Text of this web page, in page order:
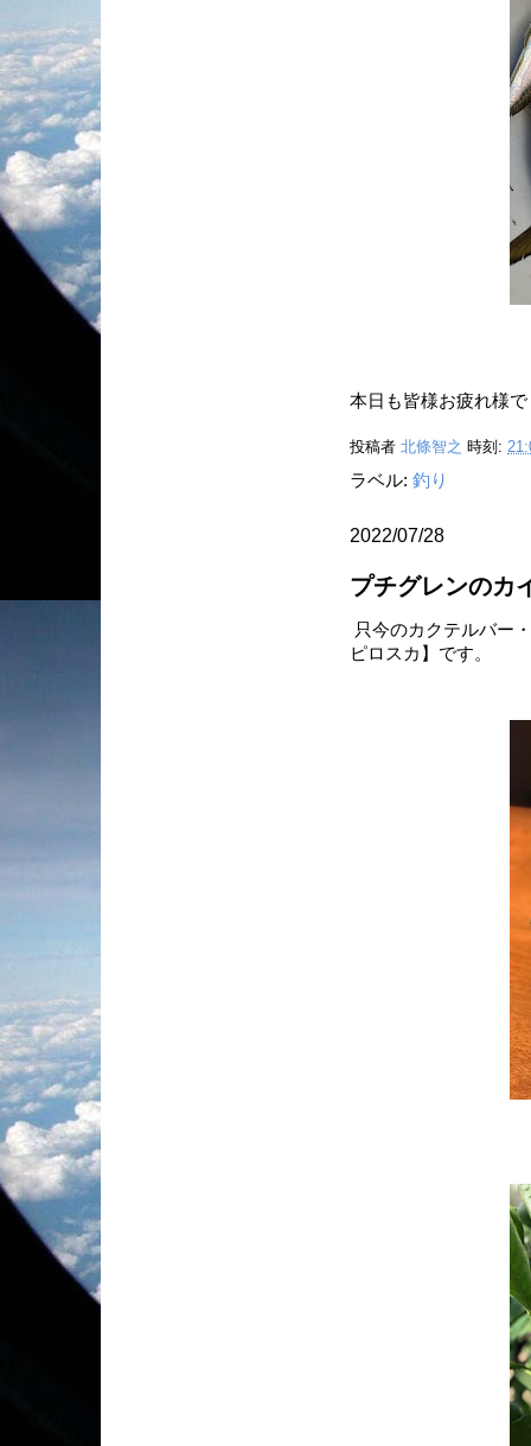
本日も皆様お疲れ様
投稿者 北條智之 時刻:
ラベル: 釣り
2022/07/28
プチグレンのカ
只今のカクテルバー
ピロスカ】です。